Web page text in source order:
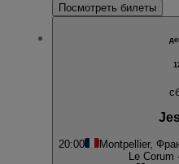
Посмотреть билеты
20:00 Montpellier,
Le